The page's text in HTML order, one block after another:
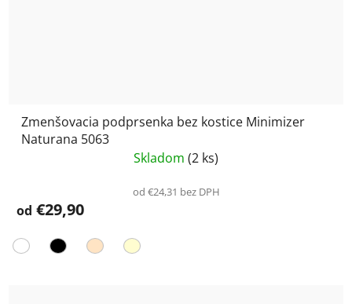
Zmenšovacia podprsenka bez kostice Minimizer
Naturana 5063
Skladom (2 ks)
od €24,31 bez DPH
od €29,90